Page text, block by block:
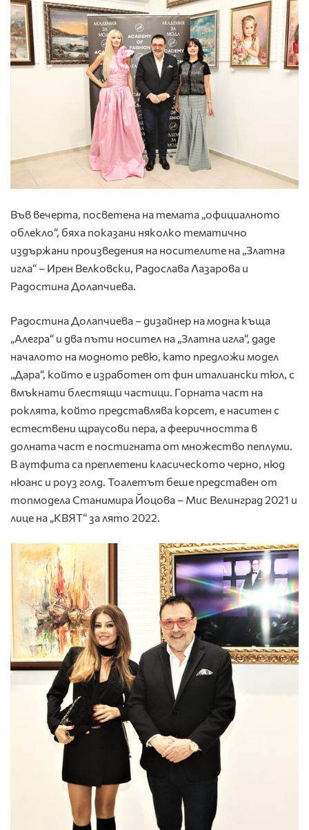
Във вечерта, посветена на темата „официалното
облекло“, бяха показани няколко тематично
издържани произведения на носителите на „Златна
игла“ – Ирен Велковски, Радослава Лазарова и
Радостина Долапчиева.
Радостина Долапчиева – дизайнер на модна къща
„Алегра“ и два пъти носител на „Златна игла“, даде
началото на модното ревю, като предложи модел
„Дара“, който е изработен от фин италиански тюл, с
вмъкнати блестящи частици. Горната част на
роклята, който представлява корсет, е наситен с
естествени щраусови пера, а фееричността в
долната част е постигната от множество пеплуми.
В аутфита са преплетени класическото черно, нюд
нюанс и роуз голд. Тоалетът беше представен от
топмодела Станимира Йоцова – Мис Велинград 2021 и
лице на „КВЯТ“ за лято 2022.